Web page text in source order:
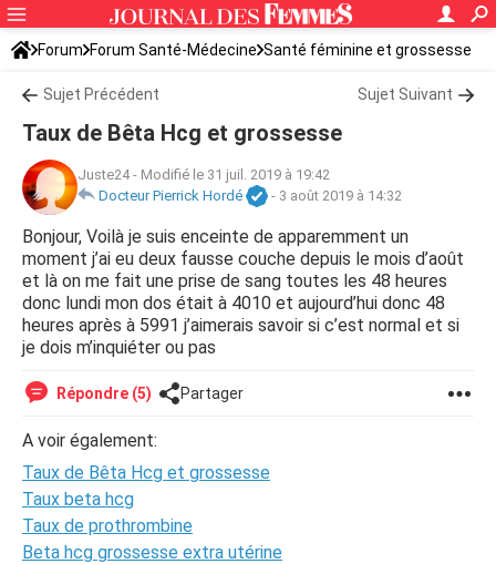
Forum Forum Santé-Médecine Santé féminine et grossesse
Sujet Précédent Sujet Suivant
Taux de Bêta Hcg et grossesse
Juste24- Modifié le 31 juil. 2019 à 19:42
Docteur Pierrick Hordé
- 3 août 2019 à 14:32
Bonjour, Voilà je suis enceinte de apparemment un
moment j’ai eu deux fausse couche depuis le mois d’août
et là on me fait une prise de sang toutes les 48 heures
donc lundi mon dos était à 4010 et aujourd’hui donc 48
heures après à 5991 j’aimerais savoir si c’est normal et si
je dois m’inquiéter ou pas
Répondre (5) Partager
A voir également:
Taux de Bêta Hcg et grossesse
Taux beta hcg
Taux de prothrombine
Beta hcg grossesse extra utérine